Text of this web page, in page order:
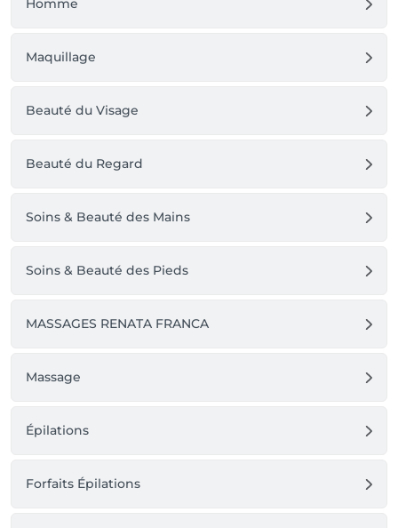
Homme
Maquillage
Beauté du Visage
Beauté du Regard
Soins & Beauté des Mains
Soins & Beauté des Pieds
MASSAGES RENATA FRANCA
Massage
Épilations
Forfaits Épilations